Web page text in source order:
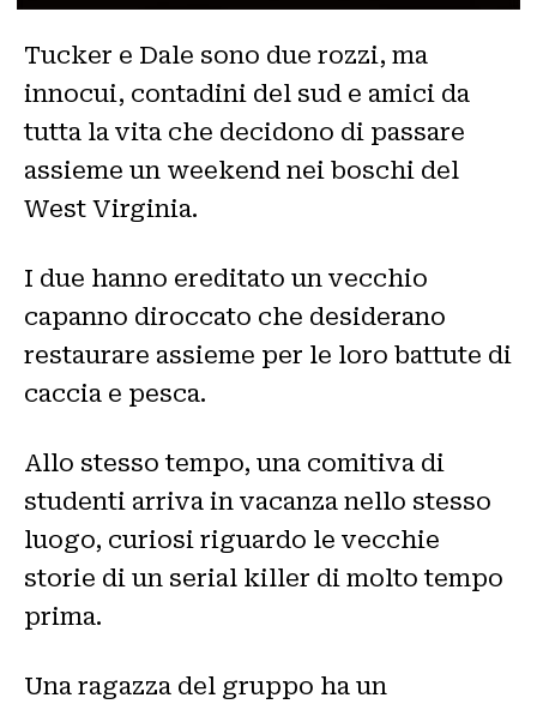
Tucker e Dale sono due rozzi, ma
innocui, contadini del sud e amici da
tutta la vita che decidono di passare
assieme un weekend nei boschi del
West Virginia.
I due hanno ereditato un vecchio
capanno diroccato che desiderano
restaurare assieme per le loro battute di
caccia e pesca.
Allo stesso tempo, una comitiva di
studenti arriva in vacanza nello stesso
luogo, curiosi riguardo le vecchie
storie di un serial killer di molto tempo
prima.
Una ragazza del gruppo ha un